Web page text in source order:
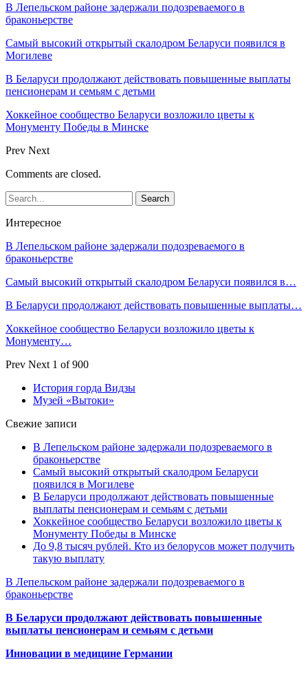
В Лепельском районе задержали подозреваемого в
браконьерстве
Самый высокий открытый скалодром Беларуси появился в
Могилеве
В Беларуси продолжают действовать повышенные выплаты
пенсионерам и семьям с детьми
Хоккейное сообщество Беларуси возложило цветы к
Монументу Победы в Минске
Prev Next
Comments are closed.
Интересное
В Лепельском районе задержали подозреваемого в
браконьерстве
Самый высокий открытый скалодром Беларуси появился в…
В Беларуси продолжают действовать повышенные выплаты…
Хоккейное сообщество Беларуси возложило цветы к
Монументу…
Prev Next 1 of 900
История горда Видзы
Музей «Вытоки»
Свежие записи
В Лепельском районе задержали подозреваемого в
браконьерстве
Самый высокий открытый скалодром Беларуси
появился в Могилеве
В Беларуси продолжают действовать повышенные
выплаты пенсионерам и семьям с детьми
Хоккейное сообщество Беларуси возложило цветы к
Монументу Победы в Минске
До 9,8 тысяч рублей. Кто из белорусов может получить
такую выплату
В Лепельском районе задержали подозреваемого в
браконьерстве
В Беларуси продолжают действовать повышенные
выплаты пенсионерам и семьям с детьми
Инновации в медицине Германии